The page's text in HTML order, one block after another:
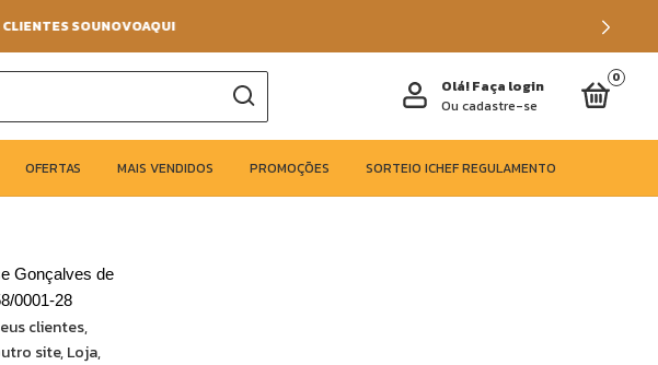
SOUNOVOAQUI
Olá!Faça login
Ou cadastre-se
0
OFERTAS MAIS VENDIDOS PROMOÇÕES SORTEIO ICHEF REGULAMENTO
Gonçalves de
0001-28
clientes,
site, Loja,